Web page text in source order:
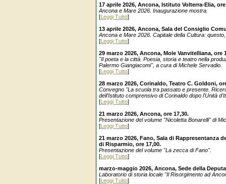
17 aprile 2026, Ancona, Istituto Volterra-Elia, ore
Ancona e Mare 2026. Inaugurazione mostra.
[Leggi Tutto]
13 aprile 2026, Ancona, Sala del Consiglio
Ancona e Mare 2026. Capitale della Cultura:
[Leggi Tutto]
29 marzo 2026, Ancona, Mole Vanvitelliana, ore
"Il poeta e la città. Poesia, storia e teatro nella
Palermo Giangiacomi", a cura di Michele Servadio.
[Leggi Tutto]
28 marzo 2026, Corinaldo, Teatro C. Goldoni,
Convegno "La scuola tra passato e presente.
dell'Istituto comprensivo di Corinaldo dopo l'Unità
[Leggi Tutto]
21 marzo 2026, Ancona, ore 17,30.
Presentazione del volume "Nicoletta Bonarelli" di
[Leggi Tutto]
21 marzo 2026, Fano, Sala di Rappresentanza
di Risparmio, ore 17,00.
Presentazione del volume "La zecca di Fano".
[Leggi Tutto]
marzo-maggio 2026, Ancona, Sede della
Laboratorio di storia locale "Il Risorgimento ad
[Leggi Tutto]